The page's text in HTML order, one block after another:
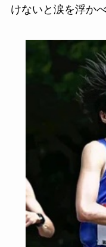
けないと涙を浮か